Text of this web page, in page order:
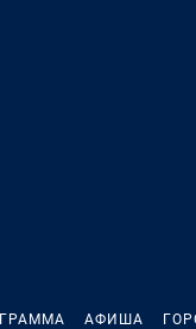
АФИША